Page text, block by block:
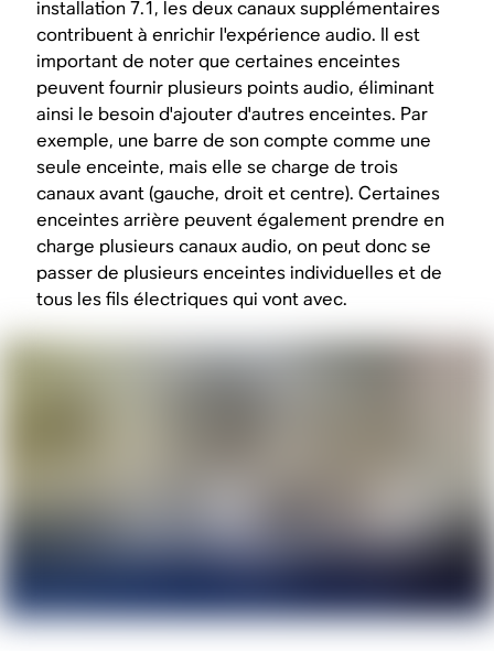
installation 7.1, les deux canaux supplémentaires
contribuent à enrichir l'expérience audio. Il est
important de noter que certaines enceintes
peuvent fournir plusieurs points audio, éliminant
ainsi le besoin d'ajouter d'autres enceintes. Par
exemple, une barre de son compte comme une
seule enceinte, mais elle se charge de trois
canaux avant (gauche, droit et centre). Certaines
enceintes arrière peuvent également prendre en
charge plusieurs canaux audio, on peut donc se
passer de plusieurs enceintes individuelles et de
tous les fils électriques qui vont avec.